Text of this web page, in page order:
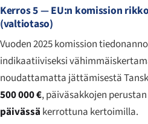
Kerros 5 — EU:n komission
(valtiotaso)
Vuoden 2025 komission
indikaatiiviseksi
noudattamatta jättämisestä
500 000 €, päiväsakkojen
päivässä kerrottuna kertoimilla.